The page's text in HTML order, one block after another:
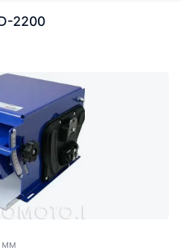
2200
мм